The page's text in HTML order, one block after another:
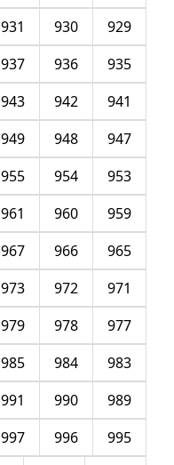
929
930
931
935
936
937
941
942
943
947
948
949
953
954
955
959
960
961
965
966
967
971
972
973
977
978
979
983
984
985
989
990
991
995
996
997